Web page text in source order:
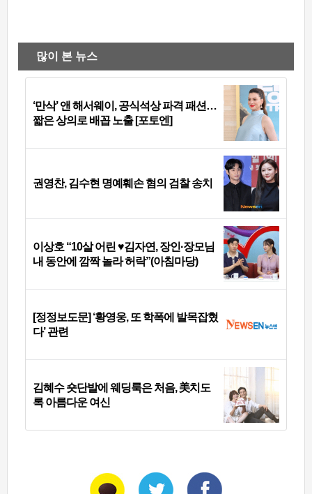
많이 본 뉴스
‘만삭’ 앤 해서웨이, 공식석상 파격 패션…
짧은 상의로 배꼽 노출 [포토엔]
권영찬, 김수현 명예훼손 혐의 검찰 송치
이상호 “10살 어린 ♥김자연, 장인·장모님
내 동안에 깜짝 놀라 허락”(아침마당)
[정정보도문] ‘황영웅, 또 학폭에 발목잡혔
다’ 관련
김혜수 숏단발에 웨딩룩은 처음, 美치도
록 아름다운 여신